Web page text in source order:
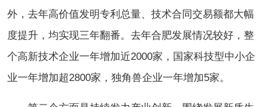
外，去年高价值发明专利总量、技术合同交易额都大幅
度提升，均实现三年翻番。去年合肥发展情况较好，整
个高新技术企业一年增加近2000家，国家科技型中小企
业一年增加超2800家，独角兽企业一年增加5家。